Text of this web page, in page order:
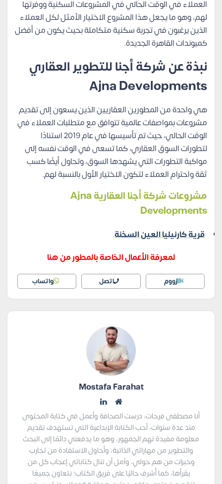
العملاء في الوقت الحالي في المشروعات السكنية ووفرتها
لهم، وهو ما يجعل هذا المشروع الاختيار الأمثل لكل العملاء
الذين يرغبون في تجربة سكنية متكاملة بحيث يكون من أفضل
كمبوندات القاهرة الجديدة.
نبذة عن شركة أجنا للتطوير العقاري
Ajna Developments
هي واحدة من المطورين العقاريين الذين يسعون إلى تقديم
مشروعات بمواصفات عالمية تتوافق مع متطلبات العملاء في
الوقت الحالي، حيث تم تأسيسها في عام 2019 استنادًا
لتطورات السوق العقاري، كما تسعى في الوقت نفسه إلى
مواكبة التطورات التي يشهدها السوق، وتحاول أيضًا كسب
ثقة واحترام العملاء لتكون الاختيار الأول بالنسبة لهم.
مشروعات شركة أجنا العقارية Ajna
Developments
قرية كارنيليا العين السخنة.
لمعرفة الأعمال الخاصة بالمطور من هنا
زووم اتصل واتساب
Mostafa Farahat
أنا مصطفى فرحات، درست الصحافة وأعمل في كتابة المحتوى
منذ عدة سنوات، أحب الكتابة الإبداعية التي تستهدف تقديم
معلومة مفيدة تهم الجمهور، وهو ما يدفعني دائمًا إلى البحث
والتطوير من مهاراتي الذاتية، وأحاول الاستفادة من تجارب
وخبرات من هم حولي، وآمل أن تنال كتاباتي إعجاب كل من
يقرأها، كما أُشرف حاليًا على فريق الكتاب؛ نتعاون جميعًا